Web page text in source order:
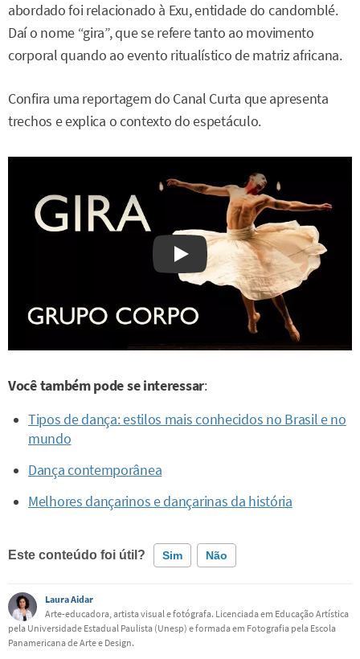
abordado foi relacionado à Exu, entidade do candomblé.
Daí o nome “gira”, que se refere tanto ao movimento
corporal quando ao evento ritualístico de matriz africana.
Confira uma reportagem do Canal Curta que apresenta
trechos e explica o contexto do espetáculo.
Watch on YouTube
Você também pode se interessar:
Tipos de dança: estilos mais conhecidos no Brasil e no
mundo
Dança contemporânea
Melhores dançarinos e dançarinas da história
Este conteúdo foi útil? Sim Não
Este conteúdo contém informação incorreta
Este conteúdo não tem a informação que procuro
Laura Aidar
Arte-educadora, artista visual e fotógrafa. Licenciada em Educação Artística
pela Universidade Estadual Paulista (Unesp) e formada em Fotografia pela Escola
Panamericana de Arte e Design.